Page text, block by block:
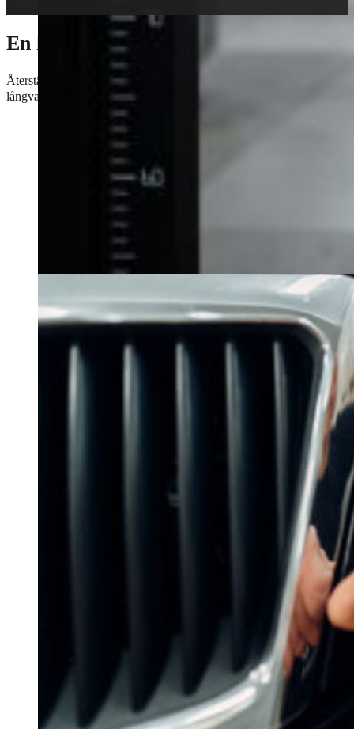
En komplett renovering av dina
Återställ ljusstyrkan och klarheten med en komplett renovering av
långvarigt resultat.